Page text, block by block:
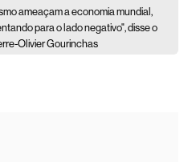
ameaçam a economia mundial,
para o lado negativo", disse o
Olivier Gourinchas